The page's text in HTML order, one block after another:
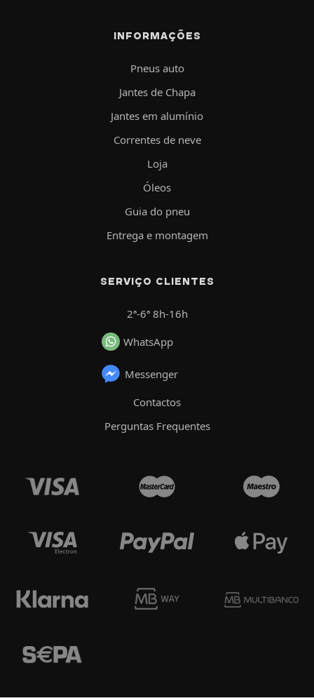
INFORMAÇÕES
Pneus auto
Jantes de Chapa
Jantes em alumínio
Correntes de neve
Loja
Óleos
Guia do pneu
Entrega e montagem
SERVIÇO CLIENTES
2ª-6ª 8h-16h
WhatsApp
Messenger
Contactos
Perguntas Frequentes